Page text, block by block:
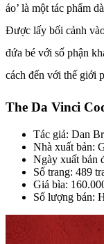
áo’ là một tác phẩm
Được lấy bối cảnh
đứa bé với số phận
cách đến với thế giới
The Da Vinci
Tác giả: Dan
Nhà xuất bản:
Ngày xuất bản
Số trang: 489
Giá bìa:
Số lượng bán: